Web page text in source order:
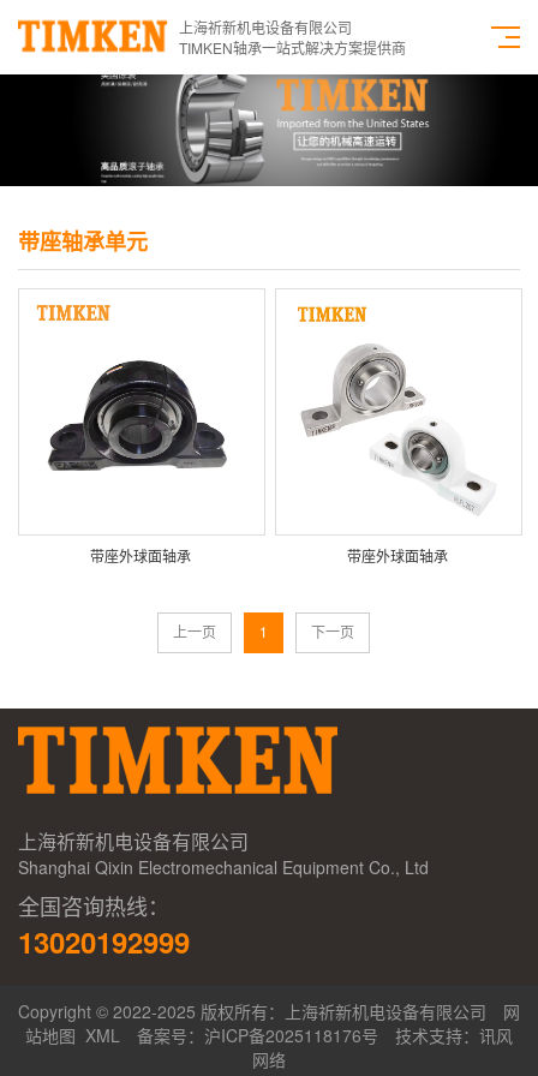
上海祈新机电设备有限公司
TIMKEN轴承一站式解决方案提供商
带座轴承单元
带座外球面轴承 带座外球面轴承
上一页 1 下一页
上海祈新机电设备有限公司
Shanghai Qixin Electromechanical Equipment Co., Ltd
全国咨询热线：
13020192999
Copyright © 2022-2025 版权所有：上海祈新机电设备有限公司 网
站地图 XML 备案号： 沪ICP备2025118176号 技术支持： 讯风
网络